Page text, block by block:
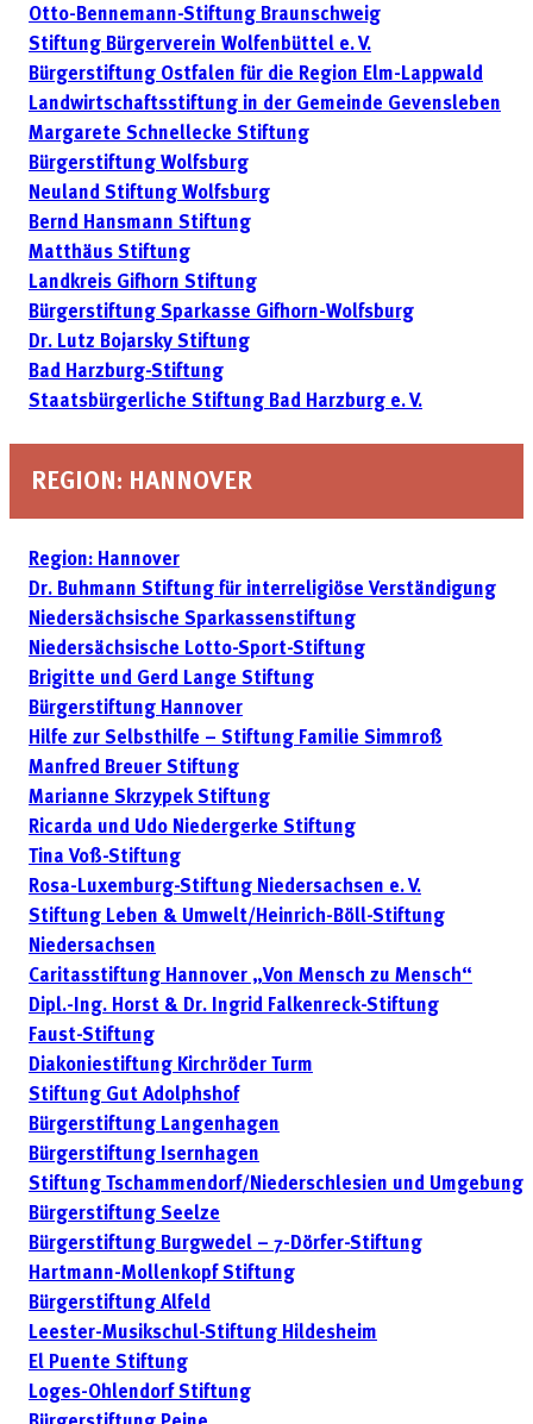
Otto-Bennemann-Stiftung Braunschweig
Stiftung Bürgerverein Wolfenbüttel e. V.
Bürgerstiftung Ostfalen für die Region Elm-Lappwald
Landwirtschaftsstiftung in der Gemeinde Gevensleben
Margarete Schnellecke Stiftung
Bürgerstiftung Wolfsburg
Neuland Stiftung Wolfsburg
Bernd Hansmann Stiftung
Matthäus Stiftung
Landkreis Gifhorn Stiftung
Bürgerstiftung Sparkasse Gifhorn-Wolfsburg
Dr. Lutz Bojarsky Stiftung
Bad Harzburg-Stiftung
Staatsbürgerliche Stiftung Bad Harzburg e. V.
REGION: HANNOVER
Region: Hannover
Dr. Buhmann Stiftung für interreligiöse Verständigung
Niedersächsische Sparkassenstiftung
Niedersächsische Lotto-Sport-Stiftung
Brigitte und Gerd Lange Stiftung
Bürgerstiftung Hannover
Hilfe zur Selbsthilfe – Stiftung Familie Simmroß
Manfred Breuer Stiftung
Marianne Skrzypek Stiftung
Ricarda und Udo Niedergerke Stiftung
Tina Voß-Stiftung
Rosa-Luxemburg-Stiftung Niedersachsen e. V.
Stiftung Leben & Umwelt/Heinrich-Böll-Stiftung
Niedersachsen
Caritasstiftung Hannover „Von Mensch zu Mensch“
Dipl.-Ing. Horst & Dr. Ingrid Falkenreck-Stiftung
Faust-Stiftung
Diakoniestiftung Kirchröder Turm
Stiftung Gut Adolphshof
Bürgerstiftung Langenhagen
Bürgerstiftung Isernhagen
Stiftung Tschammendorf/Niederschlesien und Umgebung
Bürgerstiftung Seelze
Bürgerstiftung Burgwedel – 7-Dörfer-Stiftung
Hartmann-Mollenkopf Stiftung
Bürgerstiftung Alfeld
Leester-Musikschul-Stiftung Hildesheim
El Puente Stiftung
Loges-Ohlendorf Stiftung